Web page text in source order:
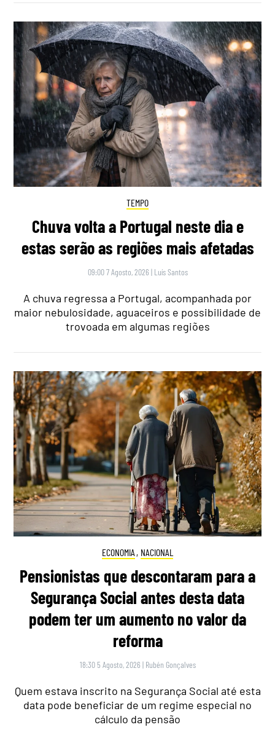
TEMPO
Chuva volta a Portugal neste dia e
estas serão as regiões mais afetadas
09:00 7 Agosto, 2026 | Luís Santos
A chuva regressa a Portugal, acompanhada por
maior nebulosidade, aguaceiros e possibilidade de
trovoada em algumas regiões
ECONOMIA , NACIONAL
Pensionistas que descontaram para a
Segurança Social antes desta data
podem ter um aumento no valor da
reforma
18:30 5 Agosto, 2026 | Rubén Gonçalves
Quem estava inscrito na Segurança Social até esta
data pode beneficiar de um regime especial no
cálculo da pensão